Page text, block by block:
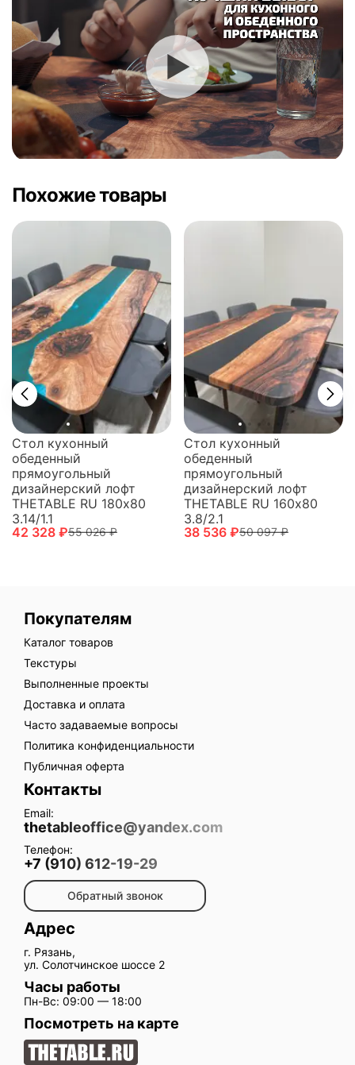
Похожие товары
Стол кухонный
обеденный
прямоугольный
дизайнерский лофт
THETABLE RU 180х80
3.14/1.1
42 328 ₽55 026 ₽
Стол кухонный
обеденный
прямоугольный
дизайнерский лофт
THETABLE RU 160х80
3.8/2.1
38 536 ₽50 097 ₽
Покупателям
Каталог товаров
Текстуры
Выполненные проекты
Доставка и оплата
Часто задаваемые вопросы
Политика конфиденциальности
Публичная оферта
Контакты
Email:
thetableoffice@yandex.com
Телефон:
+7 (910) 612-19-29
Обратный звонок
Адрес
г. Рязань,
ул. Солотчинское шоссе 2
Часы работы
Пн-Вс: 09:00 — 18:00
Посмотреть на карте